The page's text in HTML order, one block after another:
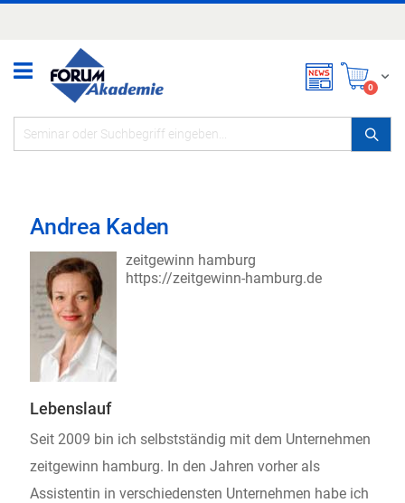
0items
Andrea Kaden
zeitgewinn hamburg
https://zeitgewinn-hamburg.de
Lebenslauf
Seit 2009 bin ich selbstständig mit dem Unternehmen
zeitgewinn hamburg. In den Jahren vorher als
Assistentin in verschiedensten Unternehmen habe ich